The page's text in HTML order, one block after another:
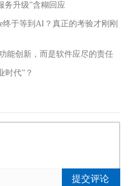
务升级”含糊回应
终于等到AI？真正的考验才刚刚
能创新，而是软件应尽的责任
时代”？
提交评论